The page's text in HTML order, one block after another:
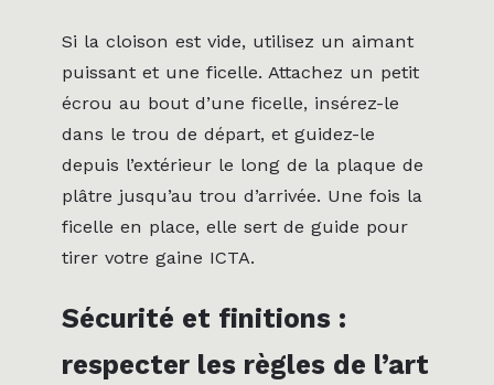
Si la cloison est vide, utilisez un aimant
puissant et une ficelle. Attachez un petit
écrou au bout d’une ficelle, insérez-le
dans le trou de départ, et guidez-le
depuis l’extérieur le long de la plaque de
plâtre jusqu’au trou d’arrivée. Une fois la
ficelle en place, elle sert de guide pour
tirer votre gaine ICTA.
Sécurité et finitions :
respecter les règles de l’art